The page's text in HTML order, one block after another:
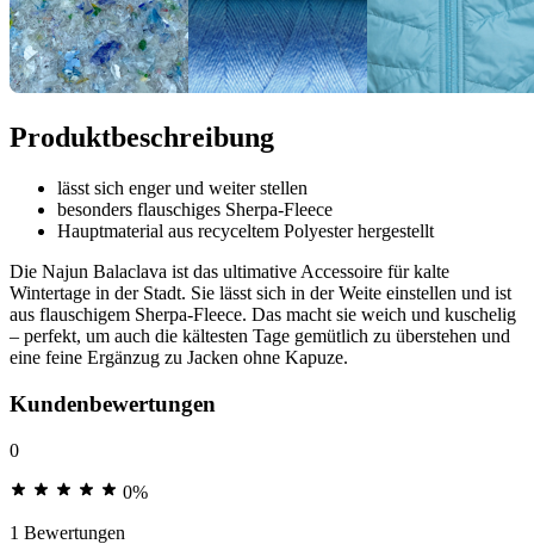
Produktbeschreibung
lässt sich enger und weiter stellen
besonders flauschiges Sherpa-Fleece
Hauptmaterial aus recyceltem Polyester hergestellt
Die Najun Balaclava ist das ultimative Accessoire für kalte
Wintertage in der Stadt. Sie lässt sich in der Weite einstellen und ist
aus flauschigem Sherpa-Fleece. Das macht sie weich und kuschelig
– perfekt, um auch die kältesten Tage gemütlich zu überstehen und
eine feine Ergänzug zu Jacken ohne Kapuze.
Kundenbewertungen
0
0%
1 Bewertungen